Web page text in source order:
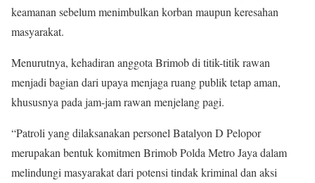
keamanan sebelum menimbulkan korban maupun keresahan
masyarakat.
Menurutnya, kehadiran anggota Brimob di titik-titik rawan
menjadi bagian dari upaya menjaga ruang publik tetap aman,
khususnya pada jam-jam rawan menjelang pagi.
“Patroli yang dilaksanakan personel Batalyon D Pelopor
merupakan bentuk komitmen Brimob Polda Metro Jaya dalam
melindungi masyarakat dari potensi tindak kriminal dan aksi